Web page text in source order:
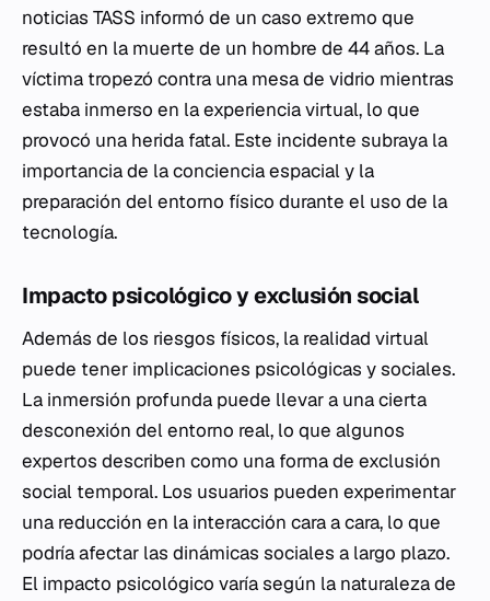
noticias TASS informó de un caso extremo que
resultó en la muerte de un hombre de 44 años. La
víctima tropezó contra una mesa de vidrio mientras
estaba inmerso en la experiencia virtual, lo que
provocó una herida fatal. Este incidente subraya la
importancia de la conciencia espacial y la
preparación del entorno físico durante el uso de la
tecnología.
Impacto psicológico y exclusión social
Además de los riesgos físicos, la realidad virtual
puede tener implicaciones psicológicas y sociales.
La inmersión profunda puede llevar a una cierta
desconexión del entorno real, lo que algunos
expertos describen como una forma de exclusión
social temporal. Los usuarios pueden experimentar
una reducción en la interacción cara a cara, lo que
podría afectar las dinámicas sociales a largo plazo.
El impacto psicológico varía según la naturaleza de